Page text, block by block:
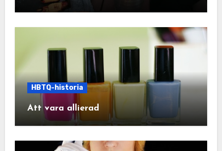
HBTQ-historia
Att vara allierad